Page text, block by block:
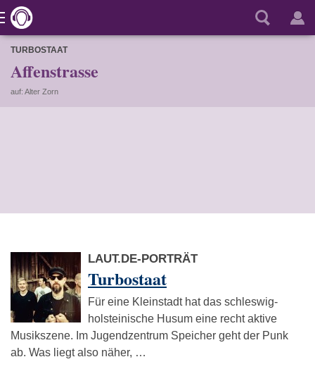
TURBOSTAAT
Affenstrasse
auf: Alter Zorn
LAUT.DE-PORTRÄT
Turbostaat
Für eine Kleinstadt hat das schleswig-
holsteinische Husum eine recht aktive
Musikszene. Im Jugendzentrum Speicher geht der Punk
ab. Was liegt also näher, …